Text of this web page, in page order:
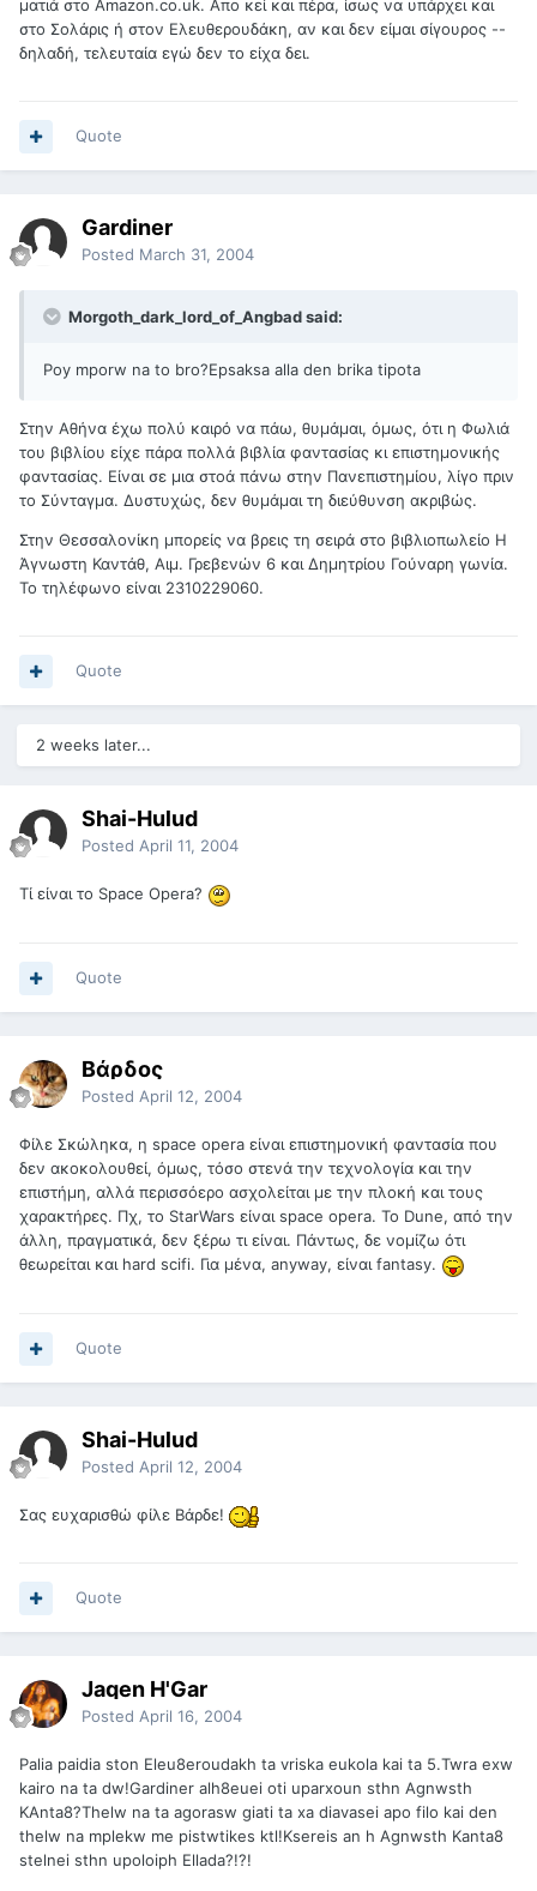
ματιά στο Amazon.co.uk. Απο κεί και πέρα, ίσως να υπάρχει και
στο Σολάρις ή στον Ελευθερουδάκη, αν και δεν είμαι σίγουρος --
δηλαδή, τελευταία εγώ δεν το είχα δει.
Quote
Gardiner
Posted March 31, 2004
Morgoth_dark_lord_of_Angbad said:
Poy mporw na to bro?Epsaksa alla den brika tipota
Στην Αθήνα έχω πολύ καιρό να πάω, θυμάμαι, όμως, ότι η Φωλιά
του βιβλίου είχε πάρα πολλά βιβλία φαντασίας κι επιστημονικής
φαντασίας. Είναι σε μια στοά πάνω στην Πανεπιστημίου, λίγο πριν
το Σύνταγμα. Δυστυχώς, δεν θυμάμαι τη διεύθυνση ακριβώς.
Στην Θεσσαλονίκη μπορείς να βρεις τη σειρά στο βιβλιοπωλείο Η
Άγνωστη Καντάθ, Αιμ. Γρεβενών 6 και Δημητρίου Γούναρη γωνία.
Το τηλέφωνο είναι 2310229060.
Quote
2 weeks later...
Shai-Hulud
Posted April 11, 2004
Τί είναι το Space Opera?
Quote
Βάρδος
Posted April 12, 2004
Φίλε Σκώληκα, η space opera είναι επιστημονική φαντασία που
δεν ακοκολουθεί, όμως, τόσο στενά την τεχνολογία και την
επιστήμη, αλλά περισσόερο ασχολείται με την πλοκή και τους
χαρακτήρες. Πχ, το StarWars είναι space opera. Το Dune, από την
άλλη, πραγματικά, δεν ξέρω τι είναι. Πάντως, δε νομίζω ότι
θεωρείται και hard scifi. Για μένα, anyway, είναι fantasy.
Quote
Shai-Hulud
Posted April 12, 2004
Σας ευχαρισθώ φίλε Βάρδε!
Quote
Jaqen H'Gar
Posted April 16, 2004
Palia paidia ston Eleu8eroudakh ta vriska eukola kai ta 5.Twra exw
kairo na ta dw!Gardiner alh8euei oti uparxoun sthn Agnwsth
KAnta8?Thelw na ta agorasw giati ta xa diavasei apo filo kai den
thelw na mplekw me pistwtikes ktl!Ksereis an h Agnwsth Kanta8
stelnei sthn upoloiph Ellada?!?!